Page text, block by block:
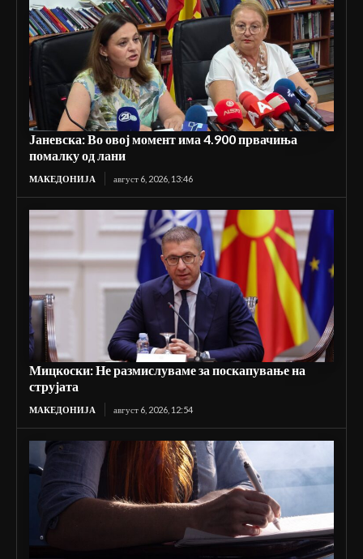
Јаневска: Во овој момент има 4.900 првачиња
помалку од лани
МАКЕДОНИЈА август 6, 2026, 13:46
Мицкоски: Не размислуваме за поскапување на
струјата
МАКЕДОНИЈА август 6, 2026, 12:54